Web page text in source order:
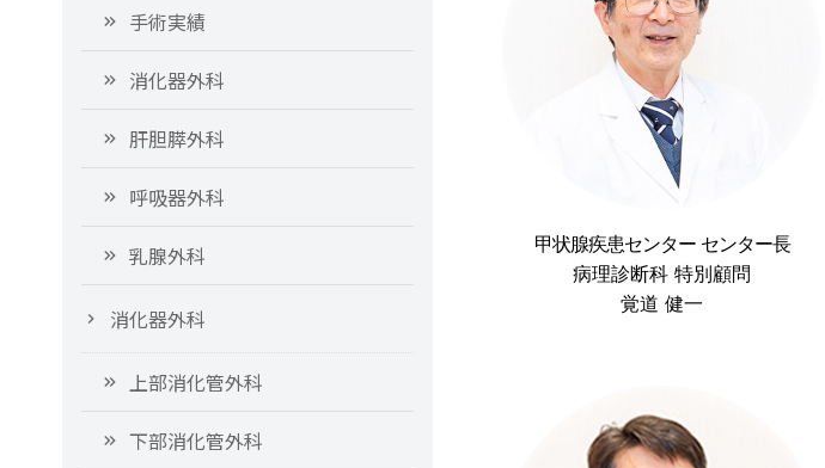
甲状腺疾患センター センター長
病理診断科 特別顧問
覚道 健一
手術実績
消化器外科
肝胆膵外科
呼吸器外科
乳腺外科
消化器外科
上部消化管外科
下部消化管外科